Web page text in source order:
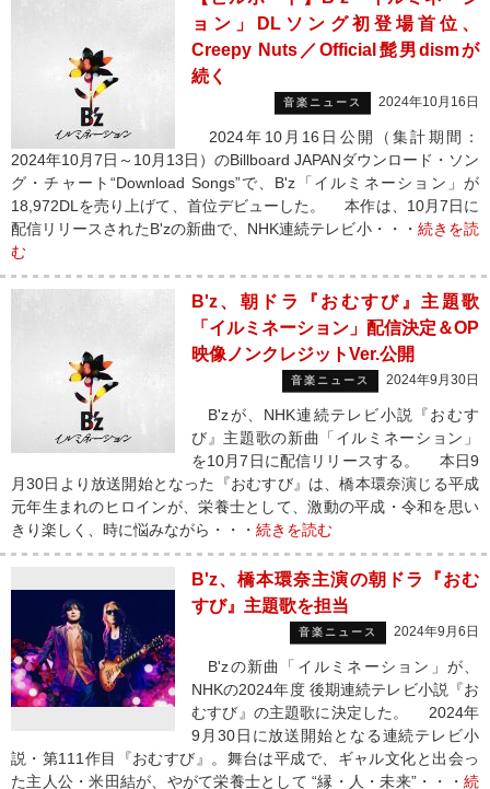
ョン」DLソング初登場首位、
Creepy Nuts／Official髭男dismが
続く
音楽ニュース 2024年10月16日
2024年10月16日公開（集計期間：
2024年10月7日～10月13日）のBillboard JAPANダウンロード・ソン
グ・チャート“Download Songs”で、B'z「イルミネーション」が
18,972DLを売り上げて、首位デビューした。 本作は、10月7日に
配信リリースされたB'zの新曲で、NHK連続テレビ小・・・ 続きを読
む
B'z、朝ドラ『おむすび』主題歌
「イルミネーション」配信決定＆OP
映像ノンクレジットVer.公開
音楽ニュース 2024年9月30日
B'zが、NHK連続テレビ小説『おむす
び』主題歌の新曲「イルミネーション」
を10月7日に配信リリースする。 本日9
月30日より放送開始となった『おむすび』は、橋本環奈演じる平成
元年生まれのヒロインが、栄養士として、激動の平成・令和を思い
きり楽しく、時に悩みながら・・・ 続きを読む
B'z、橋本環奈主演の朝ドラ『おむ
すび』主題歌を担当
音楽ニュース 2024年9月6日
B'zの新曲「イルミネーション」が、
NHKの2024年度 後期連続テレビ小説『お
むすび』の主題歌に決定した。 2024年
9月30日に放送開始となる連続テレビ小
説・第111作目『おむすび』。舞台は平成で、ギャル文化と出会っ
た主人公・米田結が、やがて栄養士として “縁・人・未来”・・・ 続